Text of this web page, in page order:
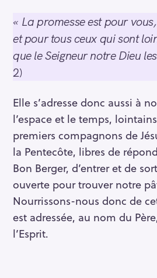
« La promesse est pour
et pour tous ceux qui sont
que le Seigneur notre Dieu
2)
Elle s’adresse donc aussi à
l’espace et le temps,
premiers compagnons de
la Pentecôte, libres de
Bon Berger, d’entrer et de
ouverte pour trouver notre
Nourrissons-nous donc de
est adressée, au nom du
l’Esprit.